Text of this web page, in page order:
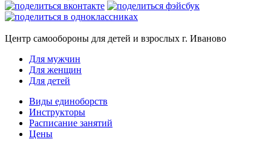
Центр самообороны для детей и взрослых г. Иваново
Для мужчин
Для женщин
Для детей
Виды единоборств
Инструкторы
Расписание занятий
Цены